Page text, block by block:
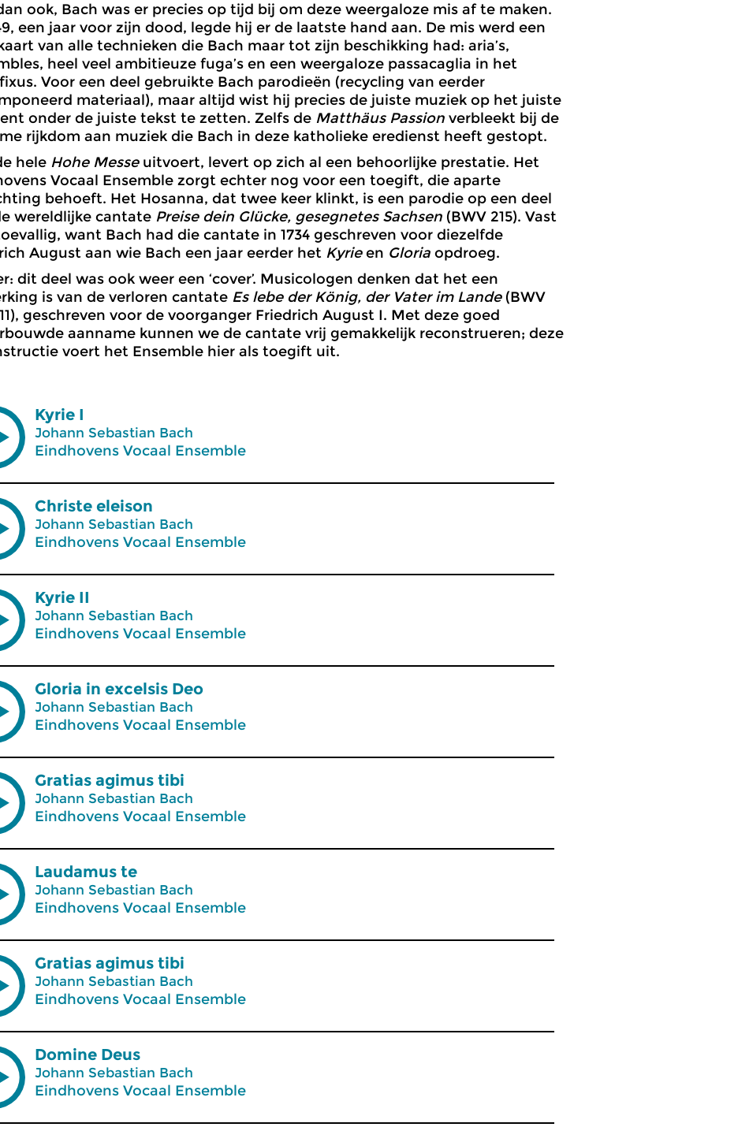
ook, Bach was er precies op tijd bij om deze weergaloze mis af te maken.
een jaar voor zijn dood, legde hij er de laatste hand aan. De mis werd een
van alle technieken die Bach maar tot zijn beschikking had: aria’s,
heel veel ambitieuze fuga’s en een weergaloze passacaglia in het
Voor een deel gebruikte Bach parodieën (recycling van eerder
materiaal), maar altijd wist hij precies de juiste muziek op het juiste
onder de juiste tekst te zetten. Zelfs de Matthäus Passion verbleekt bij de
rijkdom aan muziek die Bach in deze katholieke eredienst heeft gestopt.
hele Hohe Messeuitvoert, levert op zich al een behoorlijke prestatie. Het
Vocaal Ensemble zorgt echter nog voor een toegift, die aparte
behoeft. Het Hosanna, dat twee keer klinkt, is een parodie op een deel
wereldlijke cantate Preise dein Glücke, gesegnetes Sachsen (BWV 215). Vast
want Bach had die cantate in 1734 geschreven voor diezelfde
August aan wie Bach een jaar eerder het Kyrieen Gloria opdroeg.
dit deel was ook weer een ‘cover’. Musicologen denken dat het een
is van de verloren cantate Es lebe der König, der Vater im Lande(BWV
geschreven voor de voorganger Friedrich August I. Met deze goed
aanname kunnen we de cantate vrij gemakkelijk reconstrueren; deze
voert het Ensemble hier als toegift uit.
Kyrie I
Johann Sebastian Bach
Eindhovens Vocaal Ensemble
Christe eleison
Johann Sebastian Bach
Eindhovens Vocaal Ensemble
Kyrie II
Johann Sebastian Bach
Eindhovens Vocaal Ensemble
Gloria in excelsis Deo
Johann Sebastian Bach
Eindhovens Vocaal Ensemble
Gratias agimus tibi
Johann Sebastian Bach
Eindhovens Vocaal Ensemble
Laudamus te
Johann Sebastian Bach
Eindhovens Vocaal Ensemble
Gratias agimus tibi
Johann Sebastian Bach
Eindhovens Vocaal Ensemble
Domine Deus
Johann Sebastian Bach
Eindhovens Vocaal Ensemble